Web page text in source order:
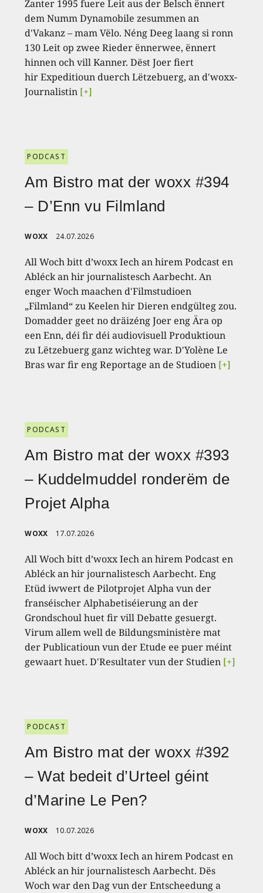
Zanter 1995 fuere Leit aus der Belsch ënnert
dem Numm Dynamobile zesummen an
d'Vakanz – mam Vëlo. Néng Deeg laang si ronn
130 Leit op zwee Rieder ënnerwee, ënnert
hinnen och vill Kanner. Dëst Joer fiert
hir Expeditioun duerch Lëtzebuerg, an d'woxx-
Journalistin [+]
PODCAST
Am Bistro mat der woxx #394
– D’Enn vu Filmland
WOXX 24.07.2026
All Woch bitt d’woxx Iech an hirem Podcast en
Abléck an hir journalistesch Aarbecht. An
enger Woch maachen d'Filmstudioen
„Filmland“ zu Keelen hir Dieren endgülteg zou.
Domadder geet no dräizéng Joer eng Ära op
een Enn, déi fir déi audiovisuell Produktioun
zu Lëtzebuerg ganz wichteg war. D'Yolène Le
Bras war fir eng Reportage an de Studioen [+]
PODCAST
Am Bistro mat der woxx #393
– Kuddelmuddel ronderëm de
Projet Alpha
WOXX 17.07.2026
All Woch bitt d’woxx Iech an hirem Podcast en
Abléck an hir journalistesch Aarbecht. Eng
Etüd iwwert de Pilotprojet Alpha vun der
franséischer Alphabetiséierung an der
Grondschoul huet fir vill Debatte gesuergt.
Virum allem well de Bildungsministère mat
der Publicatioun vun der Etude ee puer méint
gewaart huet. D'Resultater vun der Studien [+]
PODCAST
Am Bistro mat der woxx #392
– Wat bedeit d’Urteel géint
d’Marine Le Pen?
WOXX 10.07.2026
All Woch bitt d’woxx Iech an hirem Podcast en
Abléck an hir journalistesch Aarbecht. Dës
Woch war den Dag vun der Entscheedung a